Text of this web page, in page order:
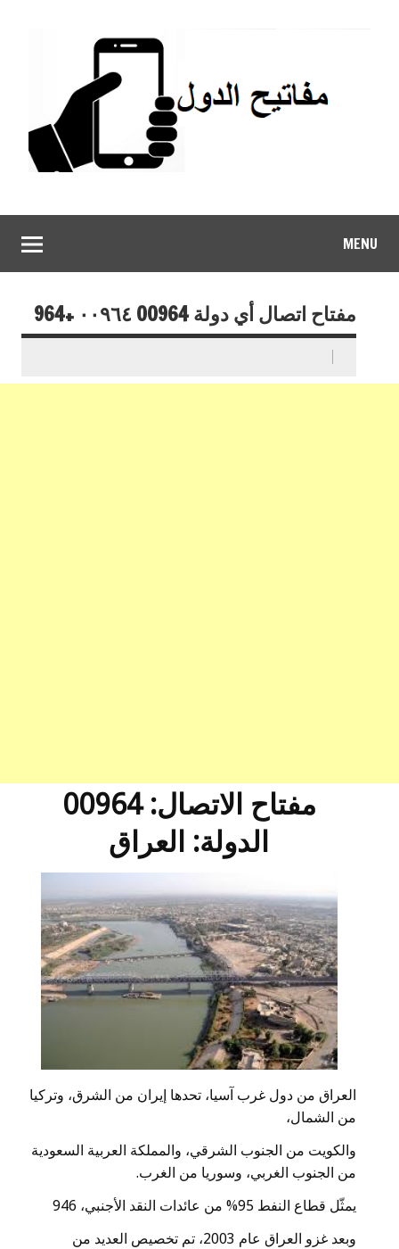
MENU
مفتاح اتصال أي دولة 00964 ٠٠٩٦٤ +964
مفتاح الاتصال: 00964
الدولة: العراق
العراق من دول غرب آسيا، تحدها إيران من الشرق، وتركيا
من الشمال،
والكويت من الجنوب الشرقي، والمملكة العربية السعودية
من الجنوب الغربي، وسوريا من الغرب.
يمثّل قطاع النفط 95% من عائدات النقد الأجنبي، 946
وبعد غزو العراق عام 2003، تم تخصيص العديد من